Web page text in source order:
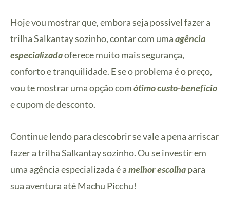
Hoje vou mostrar que, embora seja possível fazer a
trilha Salkantay sozinho, contar com umaagência
especializadaoferece muito mais segurança,
conforto e tranquilidade. E se o problema é o preço,
vou te mostrar uma opção comótimo custo-benefício
e cupom de desconto.
Continue lendo para descobrir se vale a pena arriscar
fazer a trilha Salkantay sozinho. Ou se investir em
uma agência especializada é amelhor escolhapara
sua aventura até Machu Picchu!